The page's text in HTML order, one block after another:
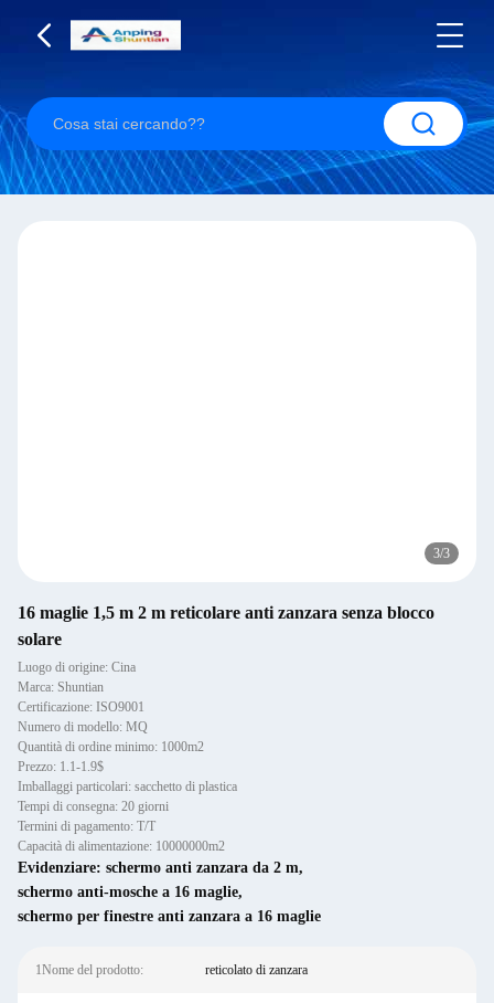
3/3
16 maglie 1,5 m 2 m reticolare anti zanzara senza blocco
solare
Luogo di origine: Cina
Marca: Shuntian
Certificazione: ISO9001
Numero di modello: MQ
Quantità di ordine minimo: 1000m2
Prezzo: 1.1-1.9$
Imballaggi particolari: sacchetto di plastica
Tempi di consegna: 20 giorni
Termini di pagamento: T/T
Capacità di alimentazione: 10000000m2
Evidenziare: schermo anti zanzara da 2 m,
schermo anti-mosche a 16 maglie,
schermo per finestre anti zanzara a 16 maglie
1Nome del prodotto: reticolato di zanzara